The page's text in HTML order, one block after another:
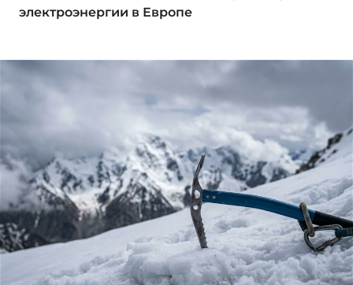
электроэнергии в Европе